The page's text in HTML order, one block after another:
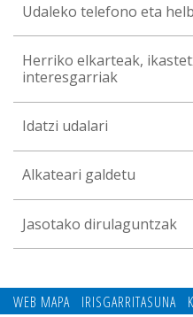
Udaleko telefono eta
Herriko elkarteak,
interesgarriak
Idatzi udalari
Alkateari galdetu
Jasotako dirulaguntzak
WEB MAPA IRISGARRITASUNA